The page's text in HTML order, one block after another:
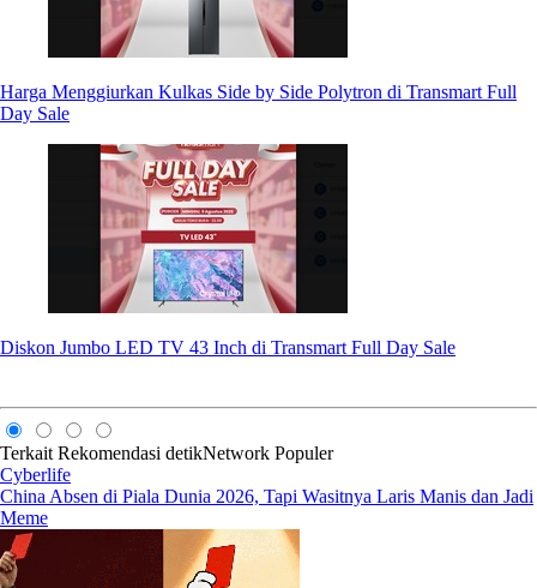
Harga Menggiurkan Kulkas Side by Side Polytron di Transmart Full
Day Sale
Diskon Jumbo LED TV 43 Inch di Transmart Full Day Sale
Terkait Rekomendasi detikNetwork Populer
Cyberlife
China Absen di Piala Dunia 2026, Tapi Wasitnya Laris Manis dan Jadi
Meme